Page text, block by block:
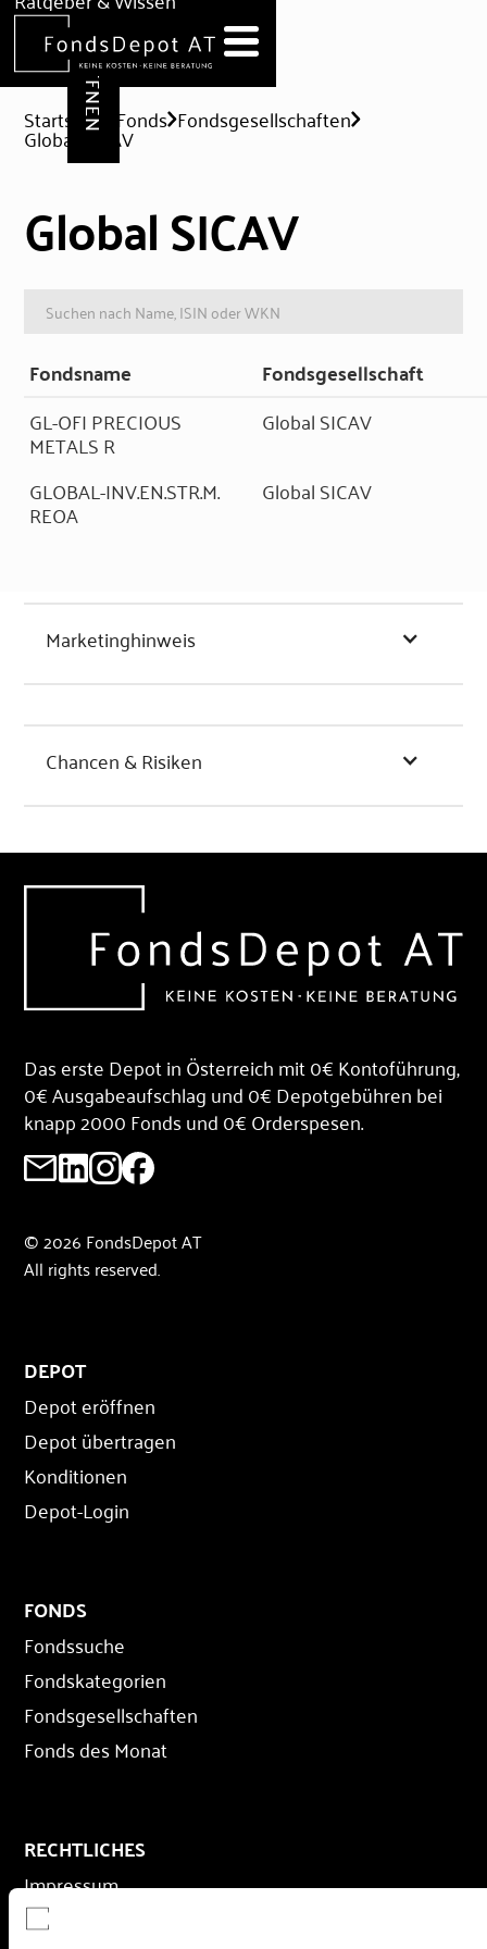
Hilfe & Formulare
DEPOT ERÖFFNEN
Startseite Fonds Fondsgesellschaften
Global SICAV
Global SICAV
Fondsname Fondsgesellschaft
GL-OFI PRECIOUS
METALS R
Global SICAV
GLOBAL-INV.EN.STR.M.
REOA
Global SICAV
Marketinghinweis
Chancen & Risiken
Das erste Depot in Österreich mit 0€ Kontoführung,
0€ Ausgabeaufschlag und 0€ Depotgebühren bei
knapp 2000 Fonds und 0€ Orderspesen.
© 2026 FondsDepot AT
All rights reserved.
DEPOT
Depot eröffnen
Depot übertragen
Konditionen
Depot-Login
FONDS
Fondssuche
Fondskategorien
Fondsgesellschaften
Fonds des Monat
RECHTLICHES
Impressum
Datenschutz